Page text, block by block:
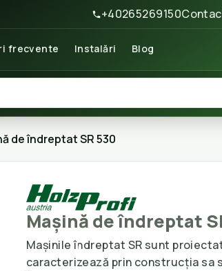
+40265269150
frecvente Instalări Blog
de îndreptat SR 530
Mașină de îndreptat
Mașinile îndreptat SR sunt
caracterizează prin construcția sa